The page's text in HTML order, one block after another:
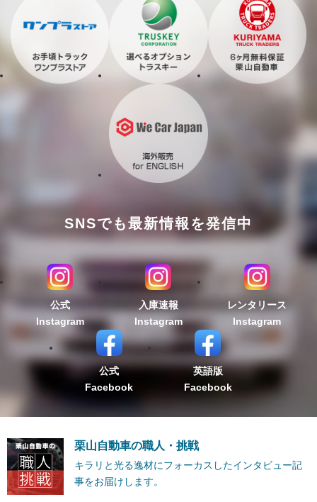
SNSでも最新情報を発信中
公式
Instagram
入庫速報
Instagram
レンタリース
Instagram
公式
Facebook
英語版
Facebook
栗山自動車の職人・挑戦
キラリと光る逸材にフォーカスしたインタビュー記
事をお届けします。